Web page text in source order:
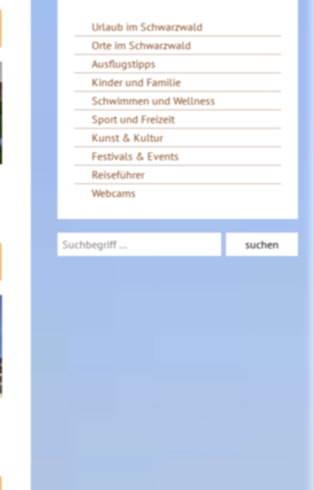
Urlaub im Schwarzwald
Orte im Schwarzwald
Ausflugstipps
Kinder und Familie
Schwimmen und Wellness
Sport und Freizeit
Kunst & Kultur
Festivals & Events
Reiseführer
Webcams